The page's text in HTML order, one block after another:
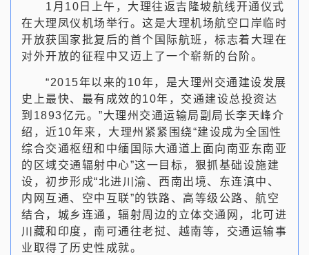
1月10日上午，大理往返吉隆坡航线开通仪式
在大理凤仪机场举行。这是大理机场航空口岸临时
开放获国家批复后的首个国际航班，标志着大理在
对外开放的征程中又迈上了一个崭新的台阶。
“2015年以来的10年，是大理州交通建设发展
史上最快、最有成效的10年，交通建设总投资达
到1893亿元。”大理州交通运输局副局长李天峰介
绍，近10年来，大理州紧紧围绕“建设成为全国性
综合交通枢纽和中缅国际大通道上面向南亚东南亚
的区域交通辐射中心”这一目标，狠抓基础设施建
设，初步形成“北进川渝、西南出境、东连滇中、
内网互通、空中互联”的铁路、高等级公路、航空
结合，城乡连通，辐射周边的立体交通网，北可进
川藏和印度，南可通往老挝、越南等，交通运输事
业取得了历史性成就。